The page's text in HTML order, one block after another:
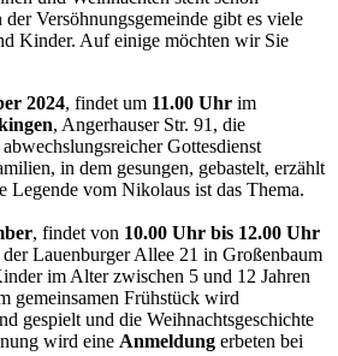
Versöhnungsgemeinde gibt es viele
Kinder. Auf einige möchten wir Sie
2024, findet um 11.00 Uhr im
, Angerhauser Str. 91, die
Gottesdienst
in dem gesungen, gebastelt, erzählt
Legende vom Nikolaus ist das Thema.
, findet von 10.00 Uhr bis 12.00 Uhr
Lauenburger Allee 21 in Großenbaum
im Alter zwischen 5 und 12 Jahren
gemeinsamen Frühstück wird
gespielt und die Weihnachtsgeschichte
wird eine Anmeldung erbeten bei